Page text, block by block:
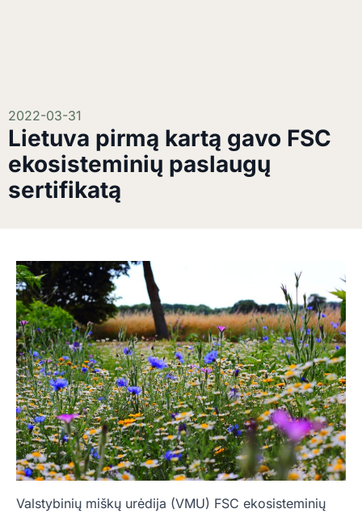
2022-03-31
Lietuva pirmą kartą gavo FSC
ekosisteminių paslaugų
sertifikatą
Valstybinių miškų urėdija (VMU) FSC ekosisteminių